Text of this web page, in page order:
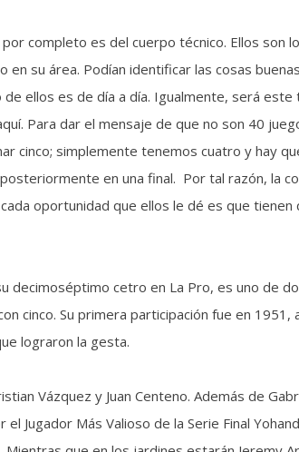
completo es del cuerpo técnico. Ellos son
en su área. Podían identificar las cosas
ellos es de día a día. Igualmente, será este
Para dar el mensaje de que no son 40
cinco; simplemente tenemos cuatro y hay
en una final. Por tal razón, la
oportunidad que ellos le dé es que tienen
decimoséptimo cetro en La Pro, es uno de
cinco. Su primera participación fue en 1951,
lograron la gesta.
Vázquez y Juan Centeno. Además de
Jugador Más Valioso de la Serie Final